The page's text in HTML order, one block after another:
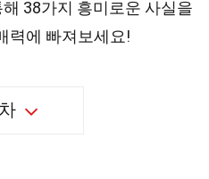
38가지 흥미로운 사실을
력에 빠져보세요!